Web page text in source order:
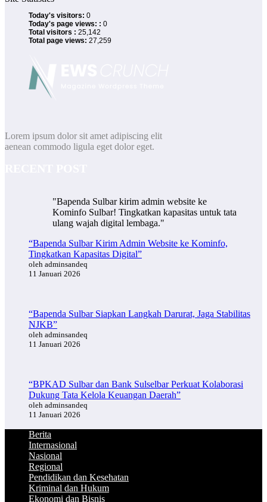
Today's visitors: 0
Today's page views: : 0
Total visitors : 25,142
Total page views: 27,259
Lorem ipsum dolor sit amet adipiscing elit
aenean commodo ligula eget dolor eget.
"Bapenda Sulbar kirim admin website ke
Kominfo Sulbar! Tingkatkan kapasitas untuk tata
ulang wajah digital lembaga."
“Bapenda Sulbar Kirim Admin Website ke Kominfo,
Tingkatkan Kapasitas Digital”
oleh adminsandeq
11 Januari 2026
“Bapenda Sulbar Siapkan Langkah Darurat, Jaga Stabilitas
NJKB”
oleh adminsandeq
11 Januari 2026
“BPKAD Sulbar dan Bank Sulselbar Perkuat Kolaborasi
Dukung Tata Kelola Keuangan Daerah”
oleh adminsandeq
11 Januari 2026
Berita
Internasional
Nasional
Regional
Pendidikan dan Kesehatan
Kriminal dan Hukum
Ekonomi dan Bisnis